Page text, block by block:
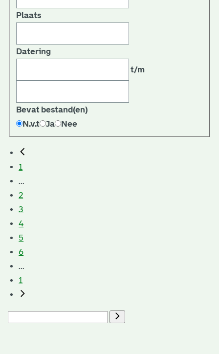
Plaats
Datering
t/m
Bevat bestand(en)
N.v.t
Ja Nee
1
...
2
3
4
5
6
...
1